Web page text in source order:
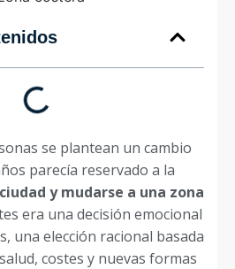
se plantean un cambio
parecía reservado a la
y mudarse a una zona
era una decisión emocional
una elección racional basada
costes y nuevas formas